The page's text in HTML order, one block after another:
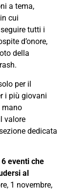
a tema,
cui
tutti i
d’onore,
della
per il
i più giovani
mano
valore
dedicata
6 eventi che
al
1 novembre,